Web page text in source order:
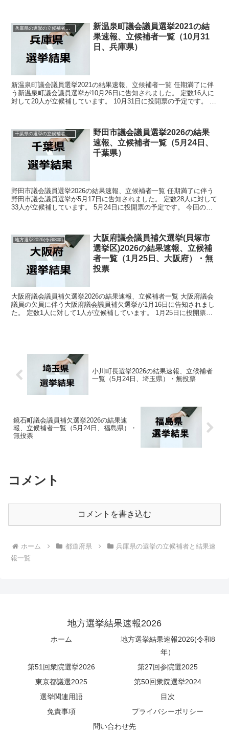
兵庫県の選挙の立候補者と結果速報一覧
新温泉町議会議員選挙2021の結
果速報、立候補者一覧（10月31
日、兵庫県）
新温泉町議会議員選挙2021の結果速報、立候補者一覧 任期満了に伴
う新温泉町議会議員選挙が10月26日に告知されました。 定数16人に
対して20人が立候補しています。 10月31日に投開票の予定です。 今
千葉県の選挙の立候補者と結果速報一覧
野田市議会議員選挙2026の結果
速報、立候補者一覧（5月24日、
千葉県）
野田市議会議員選挙2026の結果速報、立候補者一覧 任期満了に伴う
野田市議会議員選挙が5月17日に告知されました。 定数28人に対して
33人が立候補しています。 5月24日に投開票の予定です。 今回の記
地方選挙2026(令和8年)
大阪府議会議員補欠選挙(貝塚市
選挙区)2026の結果速報、立候補
者一覧（1月25日、大阪府）・無
投票
大阪府議会議員補欠選挙2026の結果速報、立候補者一覧 大阪府議会
議員の欠員に伴う大阪府議会議員補欠選挙が1月16日に告知されまし
た。 定数1人に対して1人が立候補しています。 1月25日に投開票の
小川町長選挙2026の結果速報、立候補者
一覧（5月24日、埼玉県）・無投票
鏡石町議会議員補欠選挙2026の結果速
報、立候補者一覧（5月24日、福島県）・
無投票
コメント
コメントを書き込む
ホーム 都道府県
兵庫県の選挙の立候補者と結果速
報一覧
地方選挙結果速報2026
ホーム
地方選挙結果速報2026(令和8
年）
第51回衆院選挙2026
第27回参院選2025
東京都議選2025
第50回衆院選挙2024
選挙関連用語
目次
免責事項
プライバシーポリシー
問い合わせ先